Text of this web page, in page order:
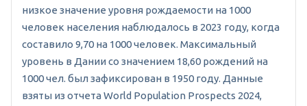
низкое значение уровня рождаемости на 1000
человек населения наблюдалось в 2023 году, когда
составило 9,70 на 1000 человек. Максимальный
уровень в Дании со значением 18,60 рождений на
1000 чел. был зафиксирован в 1950 году. Данные
взяты из отчета World Population Prospects 2024,